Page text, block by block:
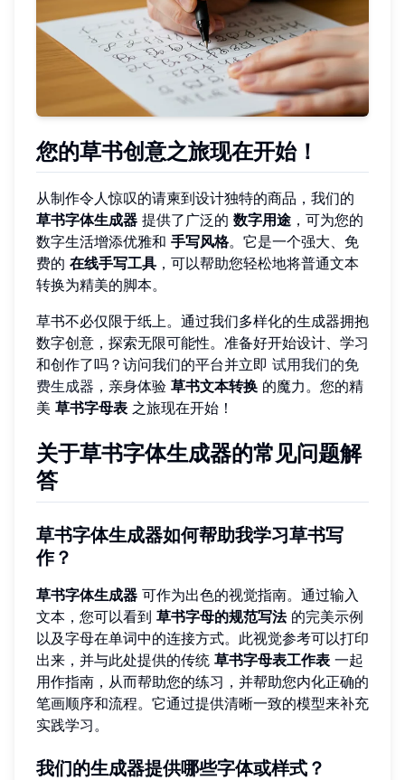
您的草书创意之旅现在开始！
从制作令人惊叹的请柬到设计独特的商品，我们的
草书字体生成器 提供了广泛的 数字用途 ，可为您的
数字生活增添优雅和 手写风格。它是一个强大、免
费的 在线手写工具 ，可以帮助您轻松地将普通文本
转换为精美的脚本。
草书不必仅限于纸上。通过我们多样化的生成器拥抱
数字创意，探索无限可能性。准备好开始设计、学习
和创作了吗？访问我们的平台并立即 试用我们的免
费生成器 ，亲身体验 草书文本转换 的魔力。您的精
美 草书字母表 之旅现在开始！
关于草书字体生成器的常见问题解
答
草书字体生成器如何帮助我学习草书写
作？
草书字体生成器 可作为出色的视觉指南。通过输入
文本，您可以看到 草书字母的规范写法的完美示例
以及字母在单词中的连接方式。此视觉参考可以打印
出来，并与此处提供的传统 草书字母表工作表 一起
用作指南，从而帮助您的练习，并帮助您内化正确的
笔画顺序和流程。它通过提供清晰一致的模型来补充
实践学习。
我们的生成器提供哪些字体或样式？